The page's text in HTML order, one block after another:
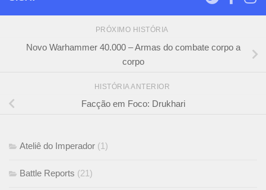
PRÓXIMO HISTÓRIA
Novo Warhammer 40.000 – Armas do combate corpo a
corpo
HISTÓRIA ANTERIOR
Facção em Foco: Drukhari
Ateliê do Imperador (1)
Battle Reports (21)